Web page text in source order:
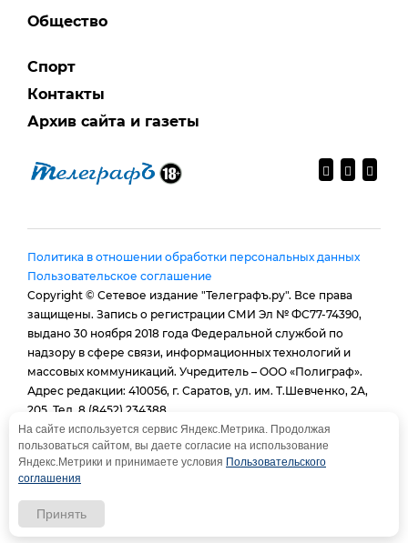
Общество
Спорт
Контакты
Архив сайта и газеты
Политика в отношении обработки персональных данных
Пользовательское соглашение
Copyright © Сетевое издание "Телеграфъ.ру". Все права
защищены. Запись о регистрации СМИ Эл № ФС77-74390,
выдано 30 ноября 2018 года Федеральной службой по
надзору в сфере связи, информационных технологий и
массовых коммуникаций. Учредитель – ООО «Полиграф».
Адрес редакции: 410056, г. Саратов, ул. им. Т.Шевченко, 2А,
205. Тел. 8 (8452) 234388.
E-mail: provtelegraf@gmail.com
И.о. главного редактора: Голубева Е. В.
При использовании материалов сайта - гиперссылка
обязательна
На сайте используется сервис Яндекс.Метрика. Продолжая
пользоваться сайтом, вы даете согласие на использование
Яндекс.Метрики и принимаете условия Пользовательского
соглашения
Принять